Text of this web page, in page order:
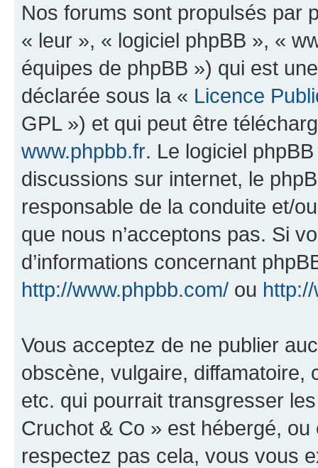
Nos forums sont propulsés par
« leur », « logiciel phpBB », «
équipes de phpBB ») qui est
déclarée sous la « Licence
GPL ») et qui peut être
www.phpbb.fr. Le logiciel
discussions sur internet, le
responsable de la conduite et/
que nous n’acceptons pas. Si
d’informations concernant
http://www.phpbb.com/ ou
Vous acceptez de ne publier
obscène, vulgaire, diffamatoire,
etc. qui pourrait transgresser
Cruchot & Co » est hébergé,
respectez pas cela, vous vous